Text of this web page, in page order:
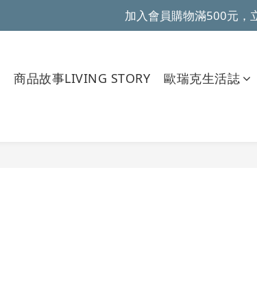
~全館滿499元
加入會員購物滿500元，
商品故事LIVING STORY 歐瑞克生活誌